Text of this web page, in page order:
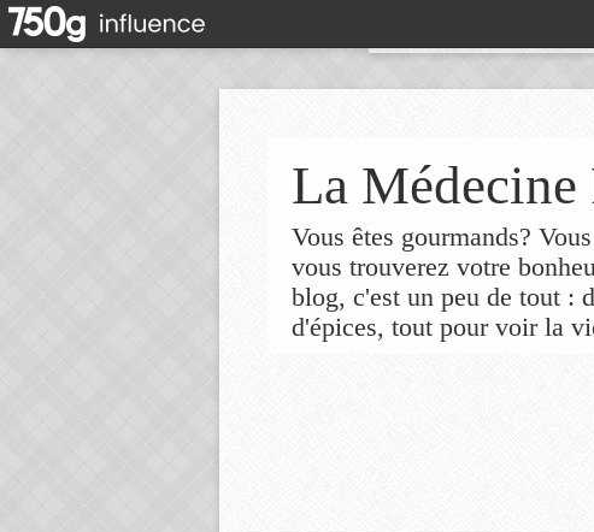
La Médecine
Vous êtes gourmands?
vous trouverez votre
blog, c'est un peu de tout :
d'épices, tout pour voir la